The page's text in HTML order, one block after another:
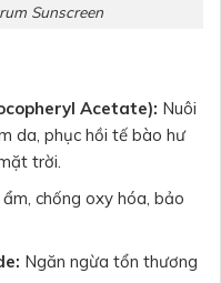
Sunscreen
Acetate): Nuôi
da, phục hồi tế bào hư
trời.
chống oxy hóa, bảo
Ngăn ngừa tổn thương